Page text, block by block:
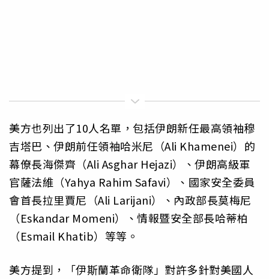
美方也列出了10人名單，包括伊朗新任最高領袖穆
吉塔巴、伊朗前任領袖哈米尼（Ali Khamenei）的
幕僚長海傑齊（Ali Asghar Hejazi）、伊朗高級軍
官薩法維（Yahya Rahim Safavi）、國家安全委員
會首長拉里賈尼（Ali Larijani）、內政部長莫梅尼
（Eskandar Momeni）、情報暨安全部長哈蒂柏
（Esmail Khatib）等等。
美方提到，「伊斯蘭革命衛隊」對許多針對美國人